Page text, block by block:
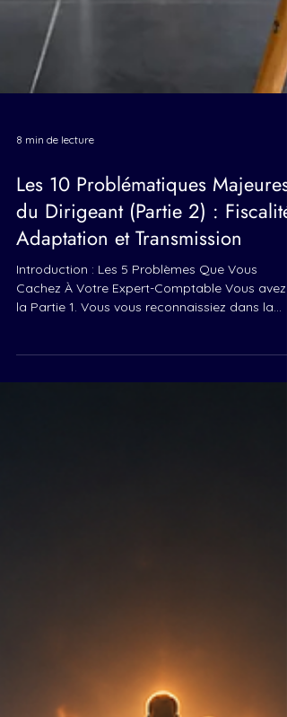
Les 10 Problématiques Majeures
du Dirigeant (Partie 2) : Fiscalité,
Adaptation et Transmission
Introduction : Les 5 Problèmes Que Vous
trésorerie, les talents, la dépendance client.